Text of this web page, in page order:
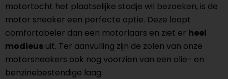
motortocht het plaatselijke stadje wil bezoeken, is de
motor sneaker een perfecte optie. Deze loopt
comfortabeler dan een motorlaars en ziet er heel
modieus uit. Ter aanvulling zijn de zolen van onze
motorsneakers ook nog voorzien van een olie- en
benzinebestendige laag.